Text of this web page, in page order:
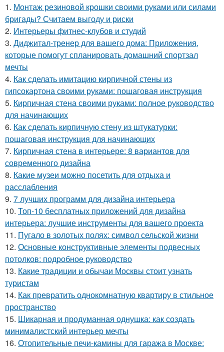
1. Монтаж резиновой крошки своими руками или силами
бригады? Считаем выгоду и риски
2. Интерьеры фитнес-клубов и студий
3. Диджитал-тренер для вашего дома: Приложения,
которые помогут спланировать домашний спортзал
мечты
4. Как сделать имитацию кирпичной стены из
гипсокартона своими руками: пошаговая инструкция
5. Кирпичная стена своими руками: полное руководство
для начинающих
6. Как сделать кирпичную стену из штукатурки:
пошаговая инструкция для начинающих
7. Кирпичная стена в интерьере: 8 вариантов для
современного дизайна
8. Какие музеи можно посетить для отдыха и
расслабления
9. 7 лучших программ для дизайна интерьера
10. Топ-10 бесплатных приложений для дизайна
интерьера: лучшие инструменты для вашего проекта
11. Пугало в золотых полях: символ сельской жизни
12. Основные конструктивные элементы подвесных
потолков: подробное руководство
13. Какие традиции и обычаи Москвы стоит узнать
туристам
14. Как превратить однокомнатную квартиру в стильное
пространство
15. Шикарная и продуманная однушка: как создать
минималистский интерьер мечты
16. Отопительные печи-камины для гаража в Москве: